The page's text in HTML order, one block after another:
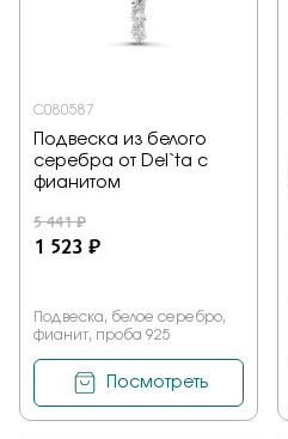
С080587
Подвеска из белого
серебра от Del`ta с
фианитом
5 441 ₽
1 523 ₽
Подвеска, белое серебро,
фианит, проба 925
Посмотреть